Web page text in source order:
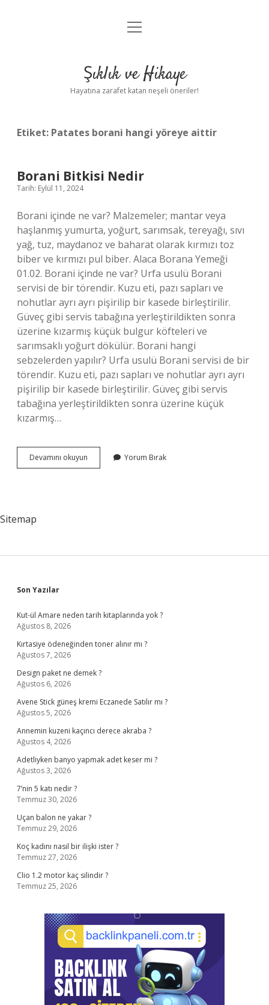
Anasayfa
Yasal Uyarı
menüyü
Şıklık ve Hikaye
Hayatına zarafet katan neşeli öneriler!
Etiket: Patates borani hangi yöreye aittir
Borani Bitkisi Nedir
Tarih: Eylül 11, 2024
Borani içinde ne var? Malzemeler; mantar veya
haşlanmış yumurta, yoğurt, sarımsak, tereyağı, sıvı
yağ, tuz, maydanoz ve baharat olarak kırmızı toz
biber ve kırmızı pul biber. Alaca Borana Yemeği
01.02. Borani içinde ne var? Urfa usulü Borani
servisi de bir törendir. Kuzu eti, pazı sapları ve
nohutlar ayrı ayrı pişirilip bir kasede birleştirilir.
Güveç gibi servis tabağına yerleştirildikten sonra
üzerine kızarmış küçük bulgur köfteleri ve
sarımsaklı yoğurt dökülür. Borani hangi
sebzelerden yapılır? Urfa usulü Borani servisi de bir
törendir. Kuzu eti, pazı sapları ve nohutlar ayrı ayrı
pişirilip bir kasede birleştirilir. Güveç gibi servis
tabağına yerleştirildikten sonra üzerine küçük
kızarmış…
Devamını okuyun
Bitkisi
Yorum Bırak
Sitemap
Sidebar
Son Yazılar
Kut-ül Amare neden tarih kitaplarında yok ?
Ağustos 8, 2026
Kırtasiye ödeneğinden toner alınır mı ?
Ağustos 7, 2026
Design paket ne demek ?
Ağustos 6, 2026
Avene Stick güneş kremi Eczanede Satılır mı ?
Ağustos 5, 2026
Annemin kuzeni kaçıncı derece akraba ?
Ağustos 4, 2026
Adetliyken banyo yapmak adet keser mi ?
Ağustos 3, 2026
7’nin 5 katı nedir ?
Temmuz 30, 2026
Uçan balon ne yakar ?
Temmuz 29, 2026
Koç kadını nasıl bir ilişki ister ?
Temmuz 27, 2026
Clio 1.2 motor kaç silindir ?
Temmuz 25, 2026